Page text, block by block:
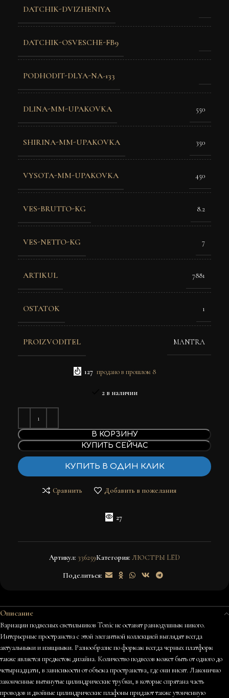
DATCHIK-DVIZHENIYA
DATCHIK-OSVESCHE-FB9
PODHODIT-DLYA-NA-133
DLINA-MM-UPAKOVKA 550
SHIRINA-MM-UPAKOVKA 350
VYSOTA-MM-UPAKOVKA 450
VES-BRUTTO-KG 8.2
VES-NETTO-KG 7
ARTIKUL 7881
OSTATOK 1
PROIZVODITEL MANTRA
127 продано в прошлом 8
2 в наличии
В КОРЗИНУ
КУПИТЬ СЕЙЧАС
КУПИТЬ В ОДИН КЛИК
Сравнить Добавить в пожелания
27
Артикул: 336259Категория: ЛЮСТРЫ LED
Поделиться:
Описание
Вариации подвесных светильников Tonic не оставят равнодушным никого.
Интерьерные пространства с этой элегантной коллекцией выглядят всегда
актуальными и изящными. Разнообразие по формам всегда черных платформ
также является предметом дизайна. Количество подвесов может быть от одного до
четырнадцати, в зависимости от объема пространства, где они висят. Лаконично
законченные вытянутые цилиндрические трубки, в которые спрятана часть
проводов и двойные цилиндрические плафоны придают также утонченную